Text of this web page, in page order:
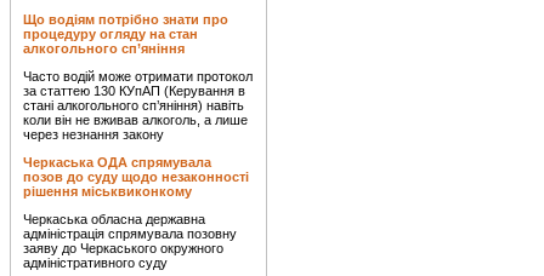
Що водіям потрібно знати про
процедуру огляду на стан
алкогольного сп’яніння
Часто водій може отримати протокол
за статтею 130 КУпАП (Керування в
стані алкогольного сп’яніння) навіть
коли він не вживав алкоголь, а лише
через незнання закону
Черкаська ОДА спрямувала
позов до суду щодо незаконності
рішення міськвиконкому
Черкаська обласна державна
адміністрація спрямувала позовну
заяву до Черкаського окружного
адміністративного суду